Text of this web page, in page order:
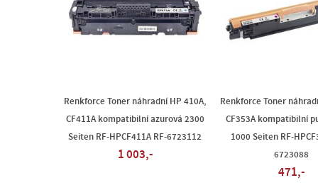
Renkforce Toner náhradní HP 410A,
CF411A kompatibilní azurová 2300
Seiten RF-HPCF411A RF-6723112
1 003,-
Renkforce Toner
CF353A kompatibilní
1000 Seiten RF-
6723088
471,-